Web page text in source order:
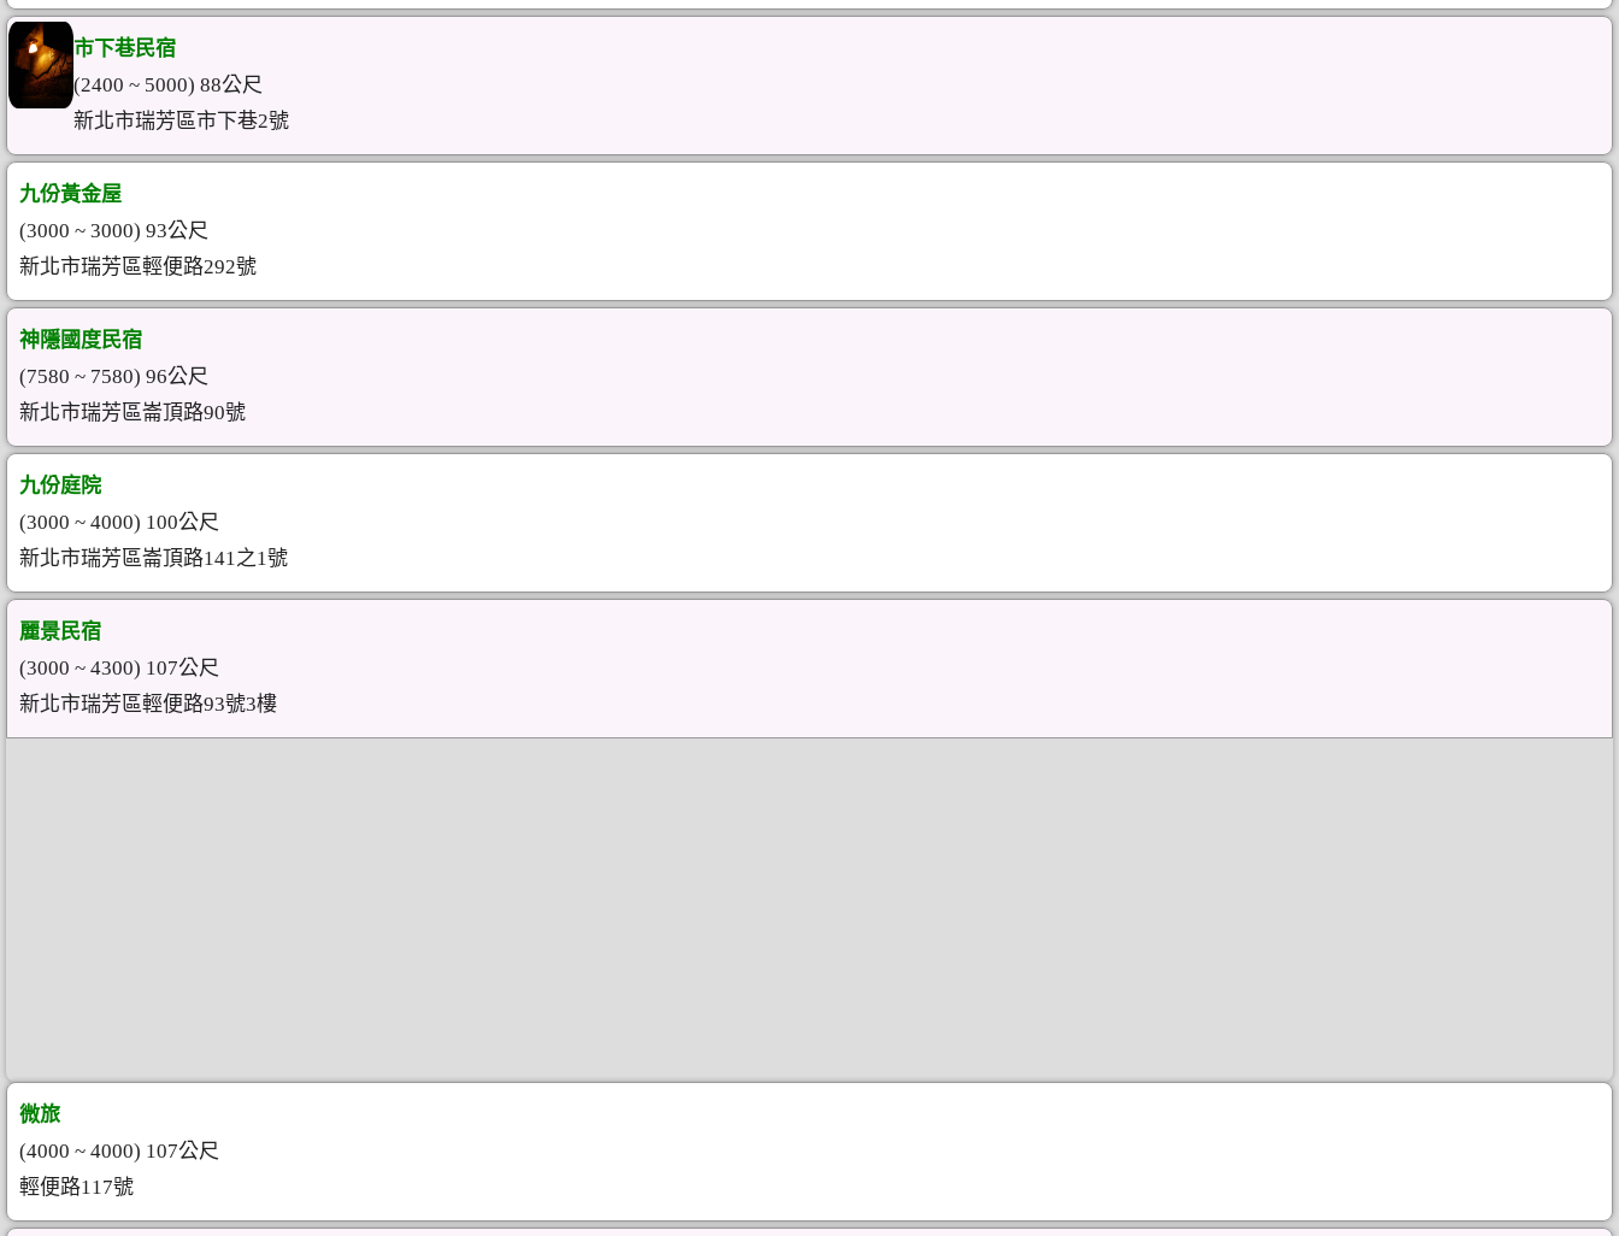
市下巷民宿
(2400 ~ 5000) 88公尺
新北市瑞芳區市下巷2號
九份黃金屋
(3000 ~ 3000) 93公尺
新北市瑞芳區輕便路292號
神隱國度民宿
(7580 ~ 7580) 96公尺
新北市瑞芳區崙頂路90號
九份庭院
(3000 ~ 4000) 100公尺
新北市瑞芳區崙頂路141之1號
麗景民宿
(3000 ~ 4300) 107公尺
新北市瑞芳區輕便路93號3樓
微旅
(4000 ~ 4000) 107公尺
輕便路117號